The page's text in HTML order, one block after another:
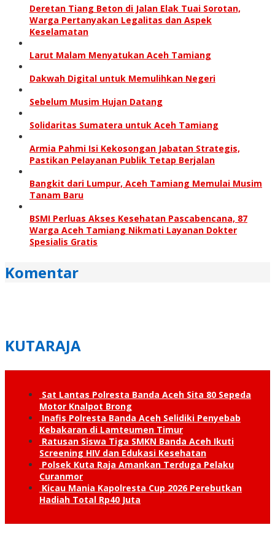
Deretan Tiang Beton di Jalan Elak Tuai Sorotan,
Warga Pertanyakan Legalitas dan Aspek
Keselamatan
Larut Malam Menyatukan Aceh Tamiang
Dakwah Digital untuk Memulihkan Negeri
Sebelum Musim Hujan Datang
Solidaritas Sumatera untuk Aceh Tamiang
Armia Pahmi Isi Kekosongan Jabatan Strategis,
Pastikan Pelayanan Publik Tetap Berjalan
Bangkit dari Lumpur, Aceh Tamiang Memulai Musim
Tanam Baru
BSMI Perluas Akses Kesehatan Pascabencana, 87
Warga Aceh Tamiang Nikmati Layanan Dokter
Spesialis Gratis
Komentar
KUTARAJA
Sat Lantas Polresta Banda Aceh Sita 80 Sepeda
Motor Knalpot Brong
Inafis Polresta Banda Aceh Selidiki Penyebab
Kebakaran di Lamteumen Timur
Ratusan Siswa Tiga SMKN Banda Aceh Ikuti
Screening HIV dan Edukasi Kesehatan
Polsek Kuta Raja Amankan Terduga Pelaku
Curanmor
Kicau Mania Kapolresta Cup 2026 Perebutkan
Hadiah Total Rp40 Juta